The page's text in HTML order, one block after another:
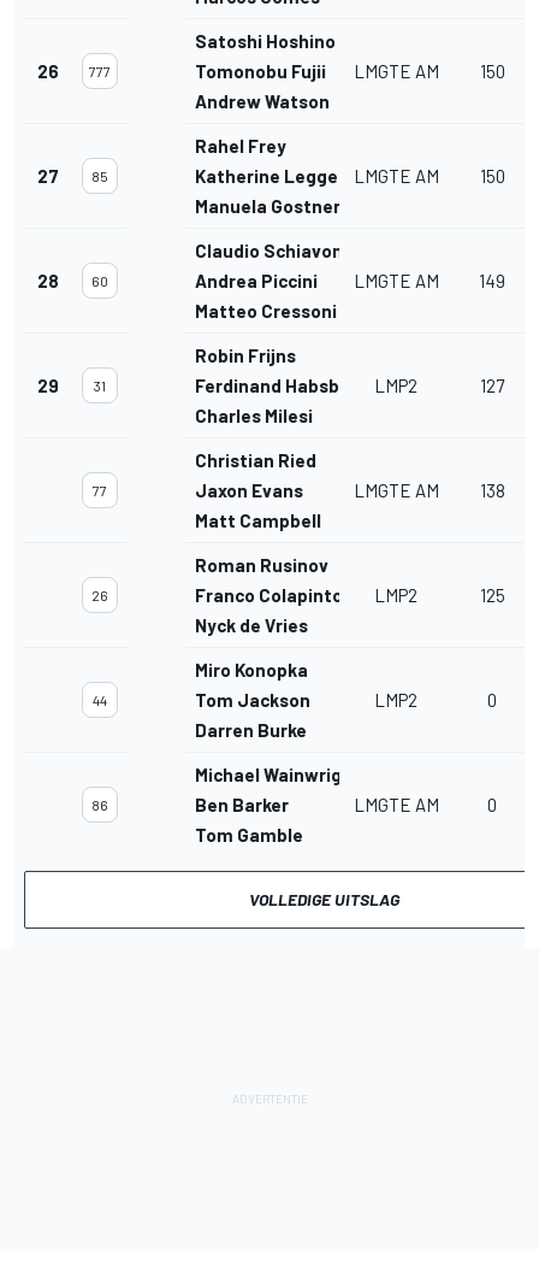
26 777
Satoshi Hoshino
Tomonobu Fujii
Andrew Watson
LMGTE AM 150
27 85
Rahel Frey
Katherine Legge
Manuela Gostner
LMGTE AM 150
28 60
Claudio Schiavoni
Andrea Piccini
Matteo Cressoni
LMGTE AM 149
29 31
Robin Frijns
Ferdinand Habsburg
Charles Milesi
LMP2 127
77
Christian Ried
Jaxon Evans
Matt Campbell
LMGTE AM 138
26
Roman Rusinov
Franco Colapinto
Nyck de Vries
LMP2 125
44
Miro Konopka
Tom Jackson
Darren Burke
LMP2 0
86
Michael Wainwright
Ben Barker
Tom Gamble
LMGTE AM 0
VOLLEDIGE UITSLAG